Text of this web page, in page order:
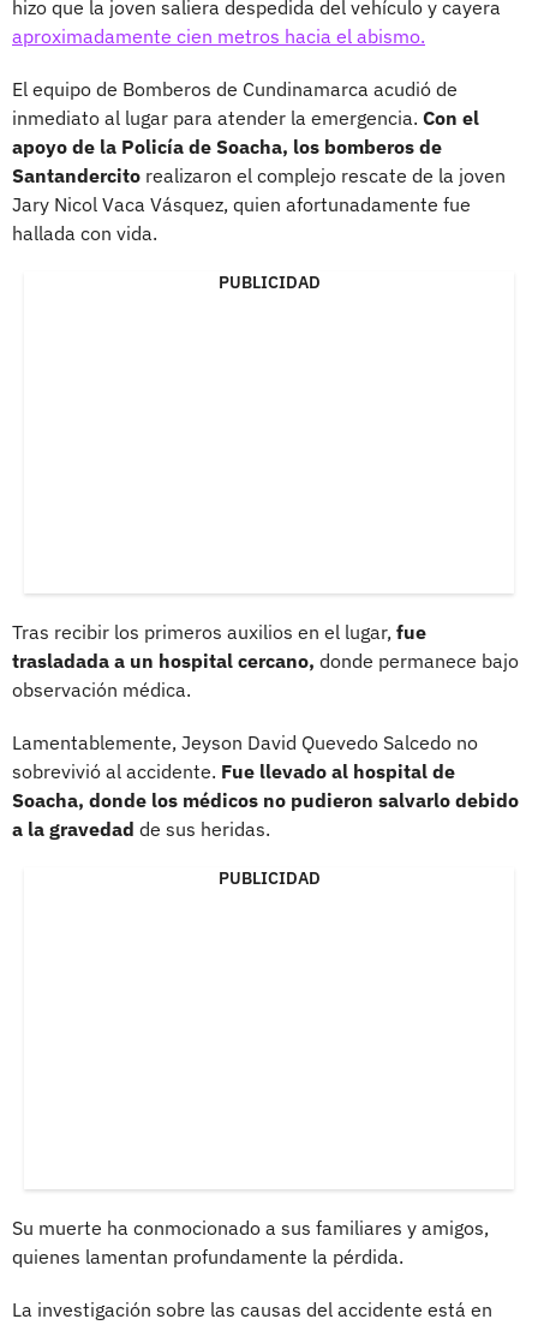
hizo que la joven saliera despedida del vehículo y cayera
aproximadamente cien metros hacia el abismo.
El equipo de Bomberos de Cundinamarca acudió de
inmediato al lugar para atender la emergencia. Con el
apoyo de la Policía de Soacha, los bomberos de
Santandercito realizaron el complejo rescate de la joven
Jary Nicol Vaca Vásquez, quien afortunadamente fue
hallada con vida.
PUBLICIDAD
Tras recibir los primeros auxilios en el lugar, fue
trasladada a un hospital cercano, donde permanece bajo
observación médica.
Lamentablemente, Jeyson David Quevedo Salcedo no
sobrevivió al accidente. Fue llevado al hospital de
Soacha, donde los médicos no pudieron salvarlo debido
a la gravedad de sus heridas.
PUBLICIDAD
Su muerte ha conmocionado a sus familiares y amigos,
quienes lamentan profundamente la pérdida.
La investigación sobre las causas del accidente está en